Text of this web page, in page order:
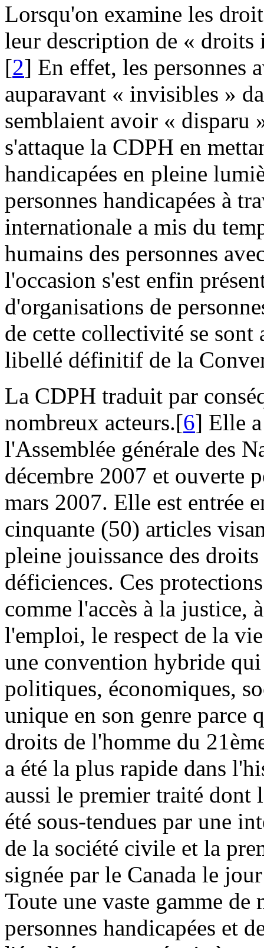
Lorsqu'on examine les
leur description de « droits
[2] En effet, les personnes
auparavant « invisibles »
semblaient avoir « disparu
s'attaque la CDPH en
handicapées en pleine
personnes handicapées à
internationale a mis du
humains des personnes
l'occasion s'est enfin
d'organisations de
de cette collectivité se
libellé définitif de la
La CDPH traduit par
nombreux acteurs.[6] Elle
l'Assemblée générale des
décembre 2007 et ouverte
mars 2007. Elle est entrée
cinquante (50) articles
pleine jouissance des
déficiences. Ces
comme l'accès à la justice,
l'emploi, le respect de la
une convention hybride
politiques, économiques,
unique en son genre parce
droits de l'homme du
a été la plus rapide dans
aussi le premier traité dont
été sous-tendues par une
de la société civile et la
signée par le Canada le
Toute une vaste gamme
personnes handicapées et